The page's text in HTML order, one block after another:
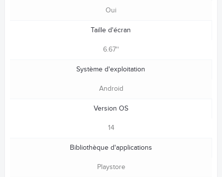
Oui
Taille d'écran
6.67''
Système d'exploitation
Android
Version OS
14
Bibliothèque d'applications
Playstore